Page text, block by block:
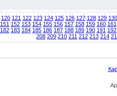
120 121 122 123 124 125 126 127 128 129 130
151 152 153 154 155 156 157 158 159 160 161
182 183 184 185 186 187 188 189 190 191 192
208 209 210 211 212 213 214